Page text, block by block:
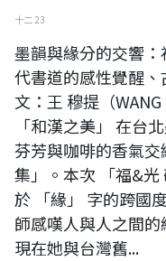
十二 23
墨韻與緣分的交響
代書道的感性覺醒
文：王 穆提（
「和漢之美」 在台
芬芳與咖啡的香氣
集」。本次 「福&
於 「緣」 字的跨國
師感嘆人與人之間
現在她與台灣舊...